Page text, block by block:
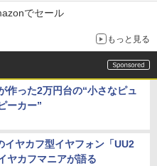
でセール
もっと見る
作った2万円台の“小さなピュ
ーカー”
イヤカフ型イヤフォン「UU2
ヤカフマニアが語る